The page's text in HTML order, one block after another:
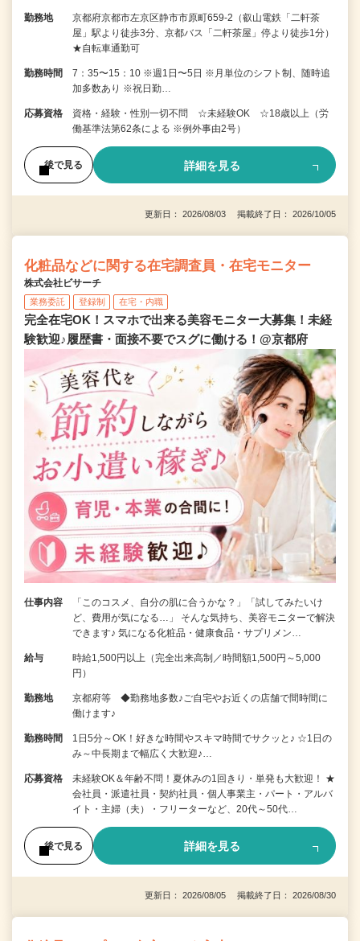
勤務地
京都府京都市左京区静市市原町659-2（叡山電鉄「二軒茶
屋」駅より徒歩3分、京都バス「二軒茶屋」停より徒歩1分）
★自転車通勤可
勤務時間
7：35〜15：10 ※週1日〜5日 ※月単位のシフト制、随時追
加多数あり ※祝日勤…
応募資格
資格・経験・性別一切不問 ☆未経験OK ☆18歳以上（労
働基準法第62条による ※例外事由2号）
後で見る 詳細を見る
更新日： 2026/08/03 掲載終了日： 2026/10/05
化粧品などに関する在宅調査員・在宅モニター
株式会社ビサーチ
業務委託 登録制 在宅・内職
完全在宅OK！スマホで出来る美容モニター大募集！未経
験歓迎♪履歴書・面接不要でスグに働ける！@京都府
仕事内容
「このコスメ、自分の肌に合うかな？」「試してみたいけ
ど、費用が気になる…」 そんな気持ち、美容モニターで解決
できます♪ 気になる化粧品・健康食品・サプリメン…
給与
時給1,500円以上（完全出来高制／時間額1,500円～5,000
円）
勤務地
京都府等 ◆勤務地多数♪ご自宅やお近くの店舗で間時間に
働けます♪
勤務時間
1日5分～OK！好きな時間やスキマ時間でサクッと♪ ☆1日の
み～中長期まで幅広く大歓迎♪…
応募資格
未経験OK＆年齢不問！夏休みの1回きり・単発も大歓迎！ ★
会社員・派遣社員・契約社員・個人事業主・パート・アルバ
イト・主婦（夫）・フリーターなど、20代～50代…
後で見る 詳細を見る
更新日： 2026/08/05 掲載終了日： 2026/08/30